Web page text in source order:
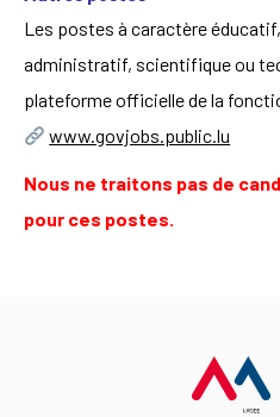
Les postes à caractère
administratif, scientifique ou
plateforme officielle de la
www.govjobs.public.lu
Nous ne traitons pas de
pour ces postes.